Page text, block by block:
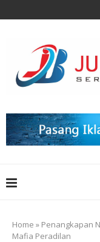
Home » Penangkapan
Mafia Peradilan